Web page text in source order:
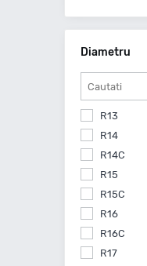
Diametru
R13
R14
R14C
R15
R15C
R16
R16C
R17